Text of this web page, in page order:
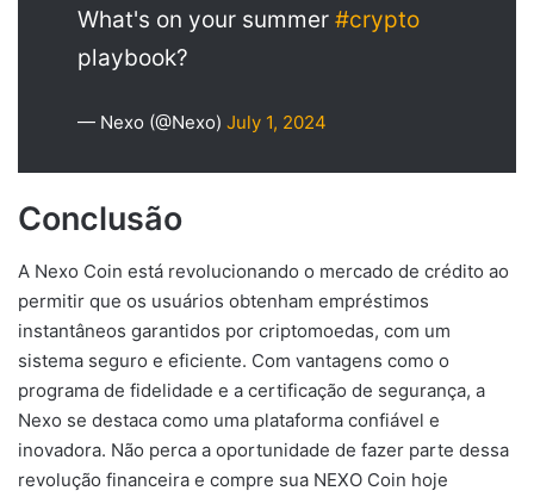
What's on your summer #crypto
playbook?
— Nexo (@Nexo) July 1, 2024
Conclusão
A Nexo Coin está revolucionando o mercado de crédito ao
permitir que os usuários obtenham empréstimos
instantâneos garantidos por criptomoedas, com um
sistema seguro e eficiente. Com vantagens como o
programa de fidelidade e a certificação de segurança, a
Nexo se destaca como uma plataforma confiável e
inovadora. Não perca a oportunidade de fazer parte dessa
revolução financeira e compre sua NEXO Coin hoje